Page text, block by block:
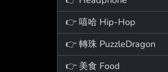
👉 嘻哈 Hip-Hop
👉 轉珠 PuzzleDragon
👉 美食 Food